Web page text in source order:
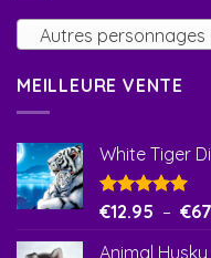
Autres
MEILLEURE VENTE
White Tiger
Note5.00
€12.95 – €
Animal